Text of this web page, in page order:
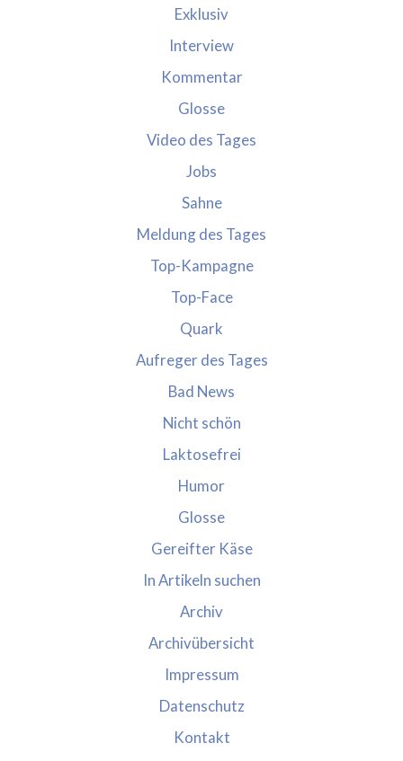
Exklusiv
Interview
Kommentar
Glosse
Video des Tages
Jobs
Sahne
Meldung des Tages
Top-Kampagne
Top-Face
Quark
Aufreger des Tages
Bad News
Nicht schön
Laktosefrei
Humor
Glosse
Gereifter Käse
In Artikeln suchen
Archiv
Archivübersicht
Impressum
Datenschutz
Kontakt